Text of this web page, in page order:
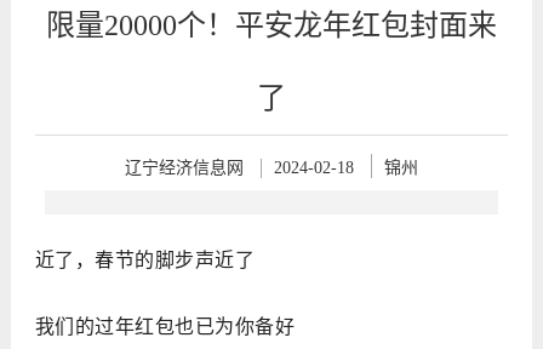
限量20000个！平安龙年红包封面来
了
辽宁经济信息网 2024-02-18 锦州
近了，春节的脚步声近了
我们的过年红包也已为你备好